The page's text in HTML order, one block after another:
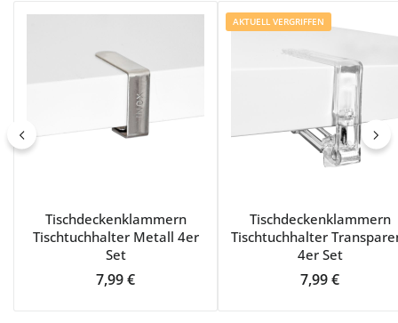
Tischdeckenklammern
Tischtuchhalter Metall 4er
Set
Regulärer Preis:
7,99 €
AKTUELL VERGRIFFEN
Tischdeckenklammern
Tischtuchhalter
4er Set
Regulärer
7,99 €